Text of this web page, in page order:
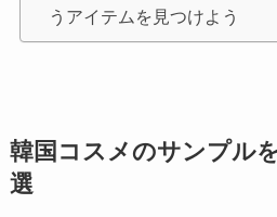
うアイテムを見つけよう
韓国コスメのサンプル
選